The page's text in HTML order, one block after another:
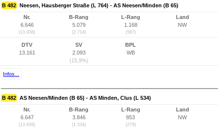
B 482 Neesen, Hausberger Straße (L 764) - AS Neesen/Minden (B 65)
Nr.
6.646
(13.938)
B-Rang
5.079
(2.714)
L-Rang
1.168
(587)
Land
NW
DTV
13.161
SV
2.093
(15,9%)
BPL
WB
Infos...
B 482 AS Neesen/Minden (B 65) - AS Minden, Clus (L 534)
Nr.
6.647
(13.939)
B-Rang
3.846
(1.534)
L-Rang
853
(279)
Land
NW